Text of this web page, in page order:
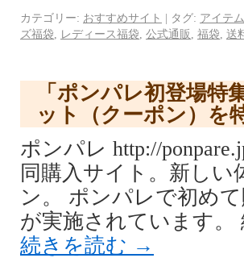
カテゴリー: おすすめサイト | タグ: アイテム
ズ福袋
レディース福袋 公式通販 福袋 送
「ポンパレ初登場特
ット（クーポン）を
ポンパレ http://
同購入サイト。新し
ン。 ポンパレで初め
が実施されています
続きを読む →